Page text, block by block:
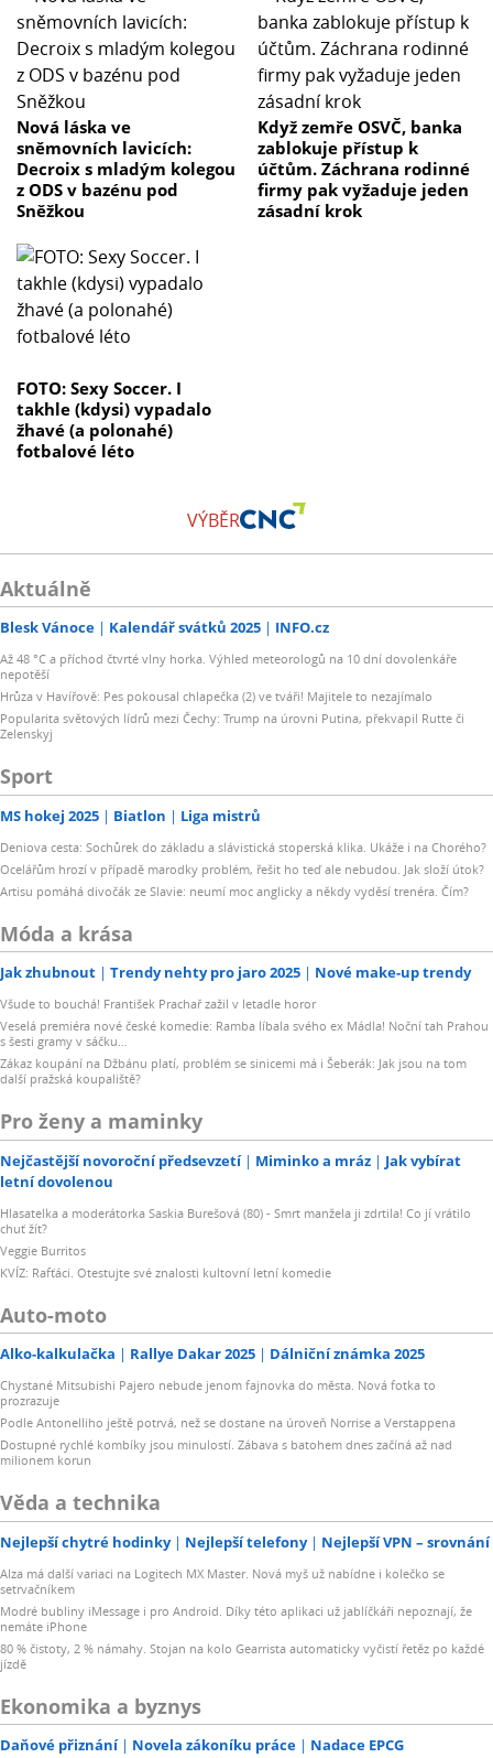
Nová láska ve
sněmovních lavicích:
Decroix s mladým kolegou
z ODS v bazénu pod
Sněžkou
Když zemře OSVČ, banka
zablokuje přístup k
účtům. Záchrana rodinné
firmy pak vyžaduje jeden
zásadní krok
FOTO: Sexy Soccer. I
takhle (kdysi) vypadalo
žhavé (a polonahé)
fotbalové léto
VÝBĚR
Aktuálně
Blesk Vánoce Kalendář svátků 2025 INFO.cz
Až 48 °C a příchod čtvrté vlny horka. Výhled meteorologů na 10 dní dovolenkáře
nepotěší
Hrůza v Havířově: Pes pokousal chlapečka (2) ve tváři! Majitele to nezajímalo
Popularita světových lídrů mezi Čechy: Trump na úrovni Putina, překvapil Rutte či
Zelenskyj
Sport
MS hokej 2025 Biatlon Liga mistrů
Deniova cesta: Sochůrek do základu a slávistická stoperská klika. Ukáže i na Chorého?
Ocelářům hrozí v případě marodky problém, řešit ho teď ale nebudou. Jak složí útok?
Artisu pomáhá divočák ze Slavie: neumí moc anglicky a někdy vyděsí trenéra. Čím?
Móda a krása
Jak zhubnout Trendy nehty pro jaro 2025 Nové make-up trendy
Všude to bouchá! František Prachař zažil v letadle horor
Veselá premiéra nové české komedie: Ramba líbala svého ex Mádla! Noční tah Prahou
s šesti gramy v sáčku…
Zákaz koupání na Džbánu platí, problém se sinicemi má i Šeberák: Jak jsou na tom
další pražská koupaliště?
Pro ženy a maminky
Nejčastější novoroční předsevzetí Miminko a mráz
Jak vybírat
letní dovolenou
Hlasatelka a moderátorka Saskia Burešová (80) - Smrt manžela ji zdrtila! Co jí vrátilo
chuť žít?
Veggie Burritos
KVÍZ: Rafťáci. Otestujte své znalosti kultovní letní komedie
Auto-moto
Alko-kalkulačka Rallye Dakar 2025 Dálniční známka 2025
Chystané Mitsubishi Pajero nebude jenom fajnovka do města. Nová fotka to
prozrazuje
Podle Antonelliho ještě potrvá, než se dostane na úroveň Norrise a Verstappena
Dostupné rychlé kombíky jsou minulostí. Zábava s batohem dnes začíná až nad
milionem korun
Věda a technika
Nejlepší chytré hodinky Nejlepší telefony Nejlepší VPN – srovnání
Alza má další variaci na Logitech MX Master. Nová myš už nabídne i kolečko se
setrvačníkem
Modré bubliny iMessage i pro Android. Díky této aplikaci už jablíčkáři nepoznají, že
nemáte iPhone
80 % čistoty, 2 % námahy. Stojan na kolo Gearrista automaticky vyčistí řetěz po každé
jízdě
Ekonomika a byznys
Daňové přiznání Novela zákoníku práce Nadace EPCG